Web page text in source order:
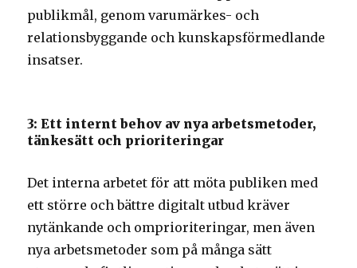
publikmål, genom varumärkes- och
relationsbyggande och kunskapsförmedlande
insatser.
3: Ett internt behov av nya arbetsmetoder,
tänkesätt och prioriteringar
Det interna arbetet för att möta publiken med
ett större och bättre digitalt utbud kräver
nytänkande och omprioriteringar, men även
nya arbetsmetoder som på många sätt